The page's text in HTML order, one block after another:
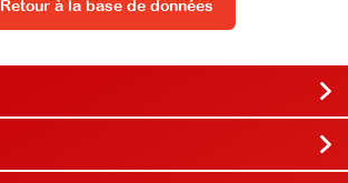
Retour à la base de données